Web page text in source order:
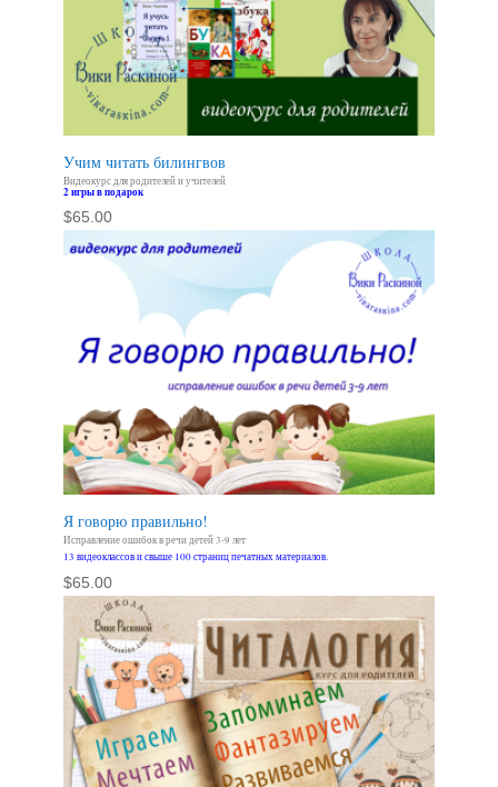
Учим читать билингвов
Видеокурс для родителей и учителей
2 игры в подарок
$65.00
Я говорю правильно!
Исправление ошибок в речи детей 3-9 лет
13 видеоклассов и свыше 100 страниц печатных материалов.
$65.00